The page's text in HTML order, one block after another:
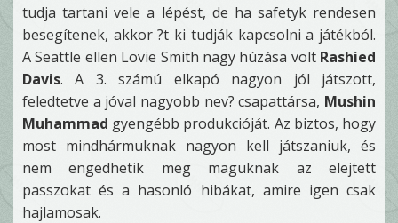
tudja tartani vele a lépést, de ha safetyk rendesen
besegítenek, akkor ?t ki tudják kapcsolni a játékból.
A Seattle ellen Lovie Smith nagy húzása volt Rashied
Davis. A 3. számú elkapó nagyon jól játszott,
feledtetve a jóval nagyobb nev? csapattársa, Mushin
Muhammad gyengébb produkcióját. Az biztos, hogy
most mindhármuknak nagyon kell játszaniuk, és
nem engedhetik meg maguknak az elejtett
passzokat és a hasonló hibákat, amire igen csak
hajlamosak.